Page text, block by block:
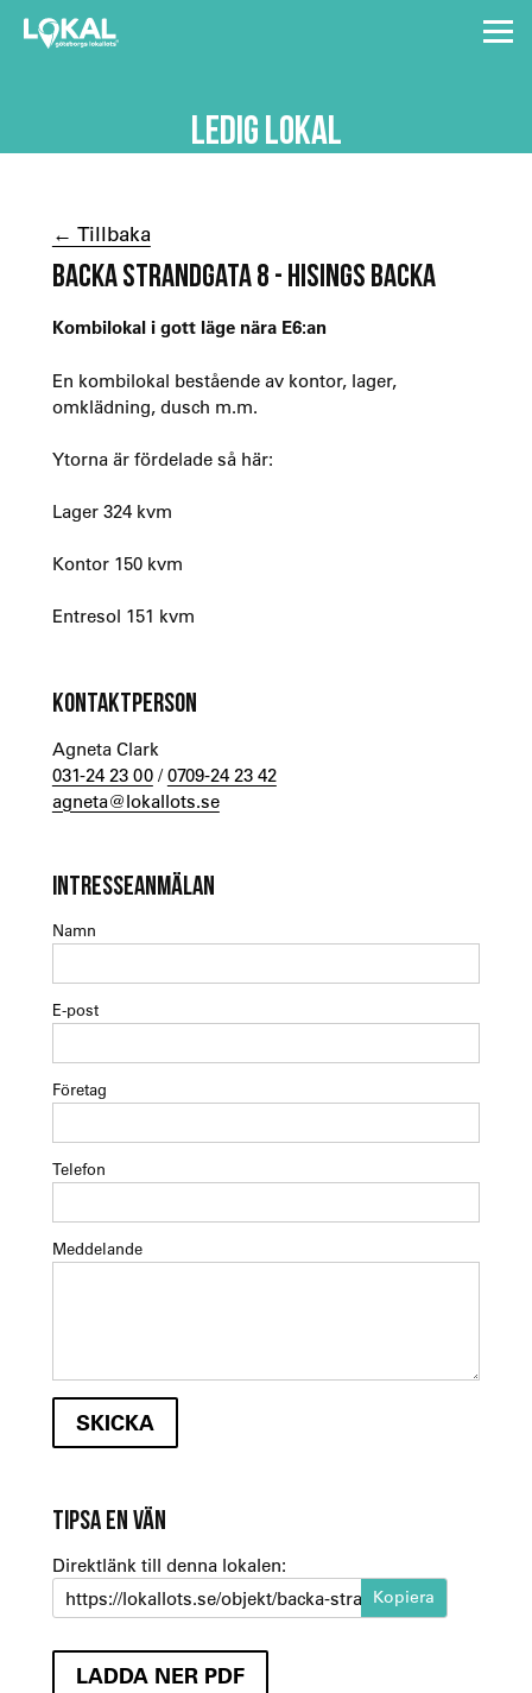
LEDIG LOKAL
← Tillbaka
BACKA STRANDGATA 8 - HISINGS BACKA
Kombilokal i gott läge nära E6:an
En kombilokal bestående av kontor, lager,
omklädning, dusch m.m.
Ytorna är fördelade så här:
Lager 324 kvm
Kontor 150 kvm
Entresol 151 kvm
KONTAKTPERSON
Agneta Clark
031-24 23 00/0709-24 23 42
agneta@lokallots.se
INTRESSEANMÄLAN
Namn
E-post
Företag
Telefon
Meddelande
TIPSA EN VÄN
Direktlänk till denna lokalen:
https://lokallots.se/objekt/backa-strandgata-8
LADDA NER PDF